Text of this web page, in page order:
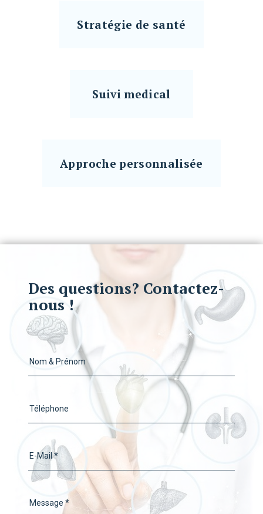
Stratégie de santé
Suivi medical
Approche personnalisée
Des questions? Contactez-
nous !
Nom & Prénom
Téléphone
E-Mail *
Message *